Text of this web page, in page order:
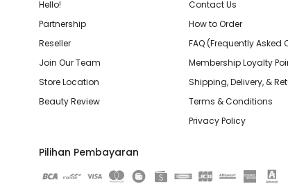
Hello!
Partnership
Reseller
Join Our Team
Store Location
Beauty Review
Contact Us
How to Order
FAQ (Frequently Asked
Membership Loyalty
Shipping, Delivery, &
Terms & Conditions
Privacy Policy
Pilihan Pembayaran